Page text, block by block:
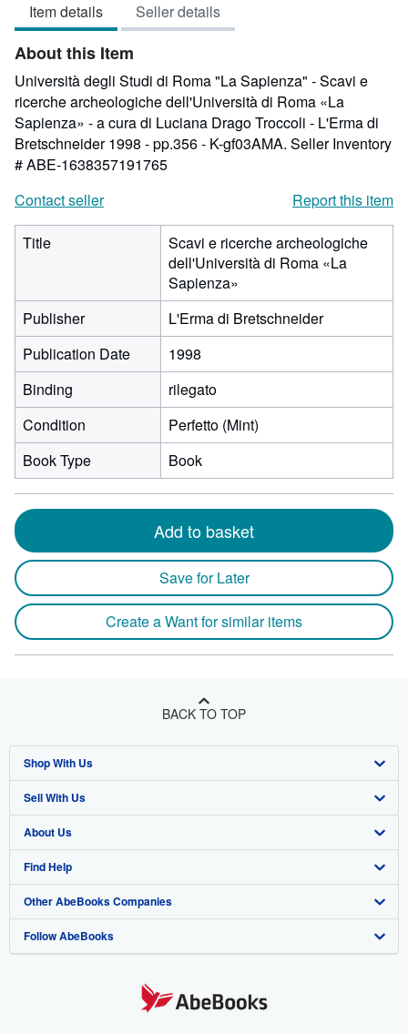
5
Item details Seller details
About this Item
Università degli Studi di Roma "La Sapienza" - Scavi e
ricerche archeologiche dell'Università di Roma «La
Sapienza» - a cura di Luciana Drago Troccoli - L'Erma di
Bretschneider 1998 - pp.356 - K-gf03AMA. Seller Inventory
# ABE-1638357191765
Contact seller
Report this item
Title
Scavi e ricerche archeologiche
dell'Università di Roma «La
Sapienza»
Publisher
L'Erma di Bretschneider
Publication Date
1998
Binding
rilegato
Condition
Perfetto (Mint)
Book Type
Book
Add to basket
Save for Later
Create a Want for similar items
BACK TO TOP
Shop With Us
Advanced Search
Browse Collections
My Account
My Orders
View Basket
Sell With Us
Start Selling
Join Our Affiliate Program
Book Buyback
Refer a seller
About Us
About AbeBooks
Media
Careers
Find Help
Help
Customer Support
Other AbeBooks Companies
AbeBooks.co.uk
Follow AbeBooks